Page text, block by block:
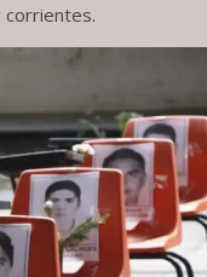
corrientes.